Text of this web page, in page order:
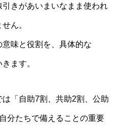
きがあいまいなまま使われ
ん。
味と役割を、具体的な
ます。
「自助7割、共助2割、公助
分たちで備えることの重要